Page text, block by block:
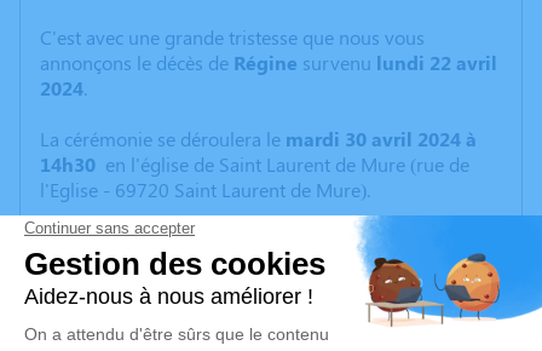
C'est avec une grande tristesse que nous vous
annonçons le décès de Régine survenu lundi 22 avril
2024.
La cérémonie se déroulera le mardi 30 avril 2024 à
14h30 en l'église de Saint Laurent de Mure (rue de
l'Eglise - 69720 Saint Laurent de Mure).
Pour ceux qui souhaitent lui rendre un dernier
hommage avant la cérémonie, Régine sera présente à
laChambre Funérairedes Coll'in, rue du 8 Mai 1945